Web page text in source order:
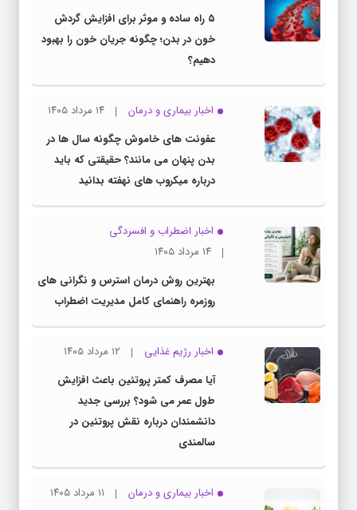
۵ راه ساده و موثر برای افزایش گردش
خون در بدن؛ چگونه جریان خون را بهبود
دهیم؟
اخبار بیماری و درمان
۱۴ مرداد ۱۴۰۵
عفونت های خاموش چگونه سال ها در
بدن پنهان می مانند؟ حقیقتی که باید
درباره میکروب های نهفته بدانید
اخبار اضطراب و افسردگی
۱۴ مرداد ۱۴۰۵
بهترین روش درمان استرس و نگرانی های
روزمره راهنمای کامل مدیریت اضطراب
اخبار رژیم غذایی
۱۲ مرداد ۱۴۰۵
آیا مصرف کمتر پروتئین باعث افزایش
طول عمر می شود؟ بررسی جدید
دانشمندان درباره نقش پروتئین در
سالمندی
اخبار بیماری و درمان
۱۱ مرداد ۱۴۰۵